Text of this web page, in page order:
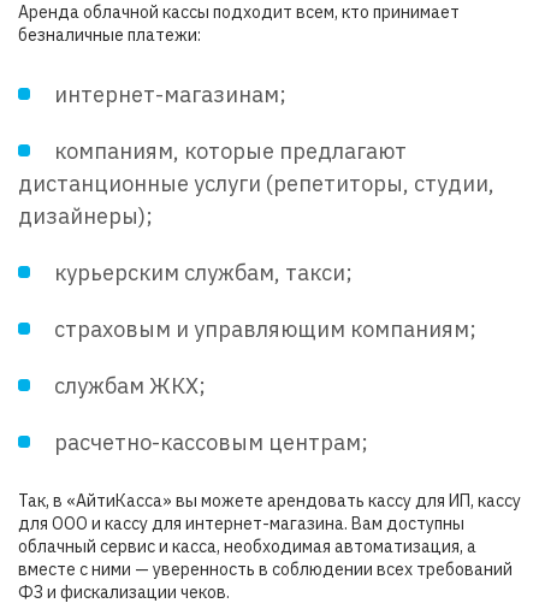
Аренда облачной кассы подходит всем, кто принимает
безналичные платежи:
интернет-магазинам;
компаниям, которые предлагают
дистанционные услуги (репетиторы, студии,
дизайнеры);
курьерским службам, такси;
страховым и управляющим компаниям;
службам ЖКХ;
расчетно-кассовым центрам;
Так, в «АйтиКасса» вы можете арендовать кассу для ИП, кассу
для ООО и кассу для интернет-магазина. Вам доступны
облачный сервис и касса, необходимая автоматизация, а
вместе с ними — уверенность в соблюдении всех требований
ФЗ и фискализации чеков.